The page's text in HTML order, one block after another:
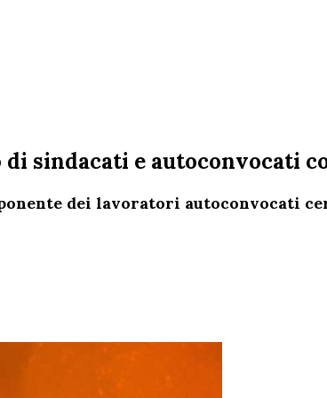
sindacati e autoconvocati
dei lavoratori autoconvocati